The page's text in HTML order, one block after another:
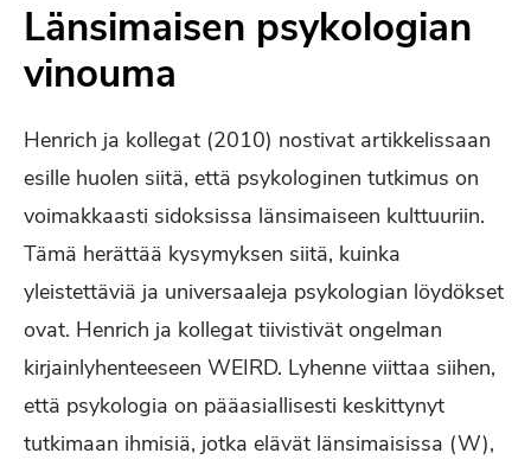
Länsimaisen psykologian
vinouma
Henrich ja kollegat (2010) nostivat artikkelissaan
esille huolen siitä, että psykologinen tutkimus on
voimakkaasti sidoksissa länsimaiseen kulttuuriin.
Tämä herättää kysymyksen siitä, kuinka
yleistettäviä ja universaaleja psykologian löydökset
ovat. Henrich ja kollegat tiivistivät ongelman
kirjainlyhenteeseen WEIRD. Lyhenne viittaa siihen,
että psykologia on pääasiallisesti keskittynyt
tutkimaan ihmisiä, jotka elävät länsimaisissa (W),